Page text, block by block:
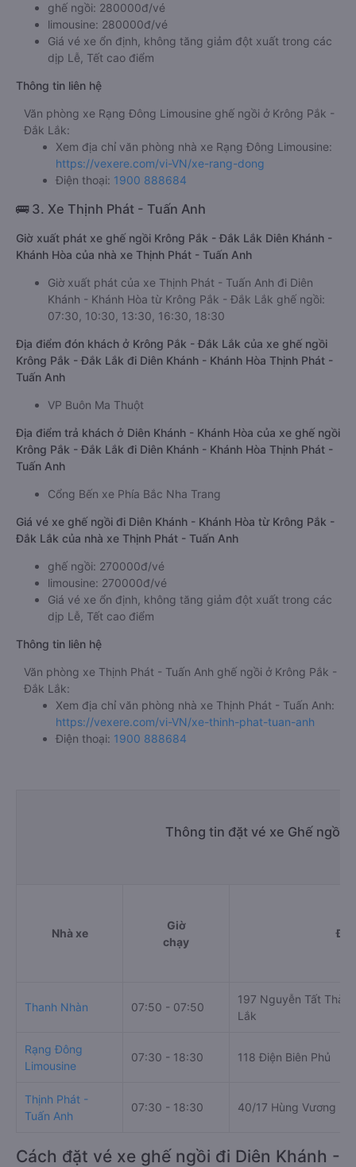
ghế ngồi: 280000đ/vé
limousine: 280000đ/vé
Giá vé xe ổn định, không tăng giảm đột xuất trong các
dịp Lễ, Tết cao điểm
Thông tin liên hệ
Văn phòng xe Rạng Đông Limousine ghế ngồi ở Krông Pắk -
Đắk Lắk:
Xem địa chỉ văn phòng nhà xe Rạng Đông Limousine:
https://vexere.com/vi-VN/xe-rang-dong
Điện thoại: 1900 888684
🚌 3. Xe Thịnh Phát - Tuấn Anh
Giờ xuất phát xe ghế ngồi Krông Pắk - Đắk Lắk Diên Khánh -
Khánh Hòa của nhà xe Thịnh Phát - Tuấn Anh
Giờ xuất phát của xe Thịnh Phát - Tuấn Anh đi Diên
Khánh - Khánh Hòa từ Krông Pắk - Đắk Lắk ghế ngồi:
07:30, 10:30, 13:30, 16:30, 18:30
Địa điểm đón khách ở Krông Pắk - Đắk Lắk của xe ghế ngồi
Krông Pắk - Đắk Lắk đi Diên Khánh - Khánh Hòa Thịnh Phát -
Tuấn Anh
VP Buôn Ma Thuột
Địa điểm trả khách ở Diên Khánh - Khánh Hòa của xe ghế ngồi
Krông Pắk - Đắk Lắk đi Diên Khánh - Khánh Hòa Thịnh Phát -
Tuấn Anh
Cổng Bến xe Phía Bắc Nha Trang
Giá vé xe ghế ngồi đi Diên Khánh - Khánh Hòa từ Krông Pắk -
Đắk Lắk của nhà xe Thịnh Phát - Tuấn Anh
ghế ngồi: 270000đ/vé
limousine: 270000đ/vé
Giá vé xe ổn định, không tăng giảm đột xuất trong các
dịp Lễ, Tết cao điểm
Thông tin liên hệ
Văn phòng xe Thịnh Phát - Tuấn Anh ghế ngồi ở Krông Pắk -
Đắk Lắk:
Xem địa chỉ văn phòng nhà xe Thịnh Phát - Tuấn Anh:
https://vexere.com/vi-VN/xe-thinh-phat-tuan-anh
Điện thoại: 1900 888684
Thông tin đặt vé xe Ghế ngồi
Nhà xe
Giờ
chạy
Thanh Nhàn 07:50 - 07:50
197 Nguyễn Tất
Lắk
Rạng Đông
Limousine
07:30 - 18:30 118 Điện Biên Phủ
Thịnh Phát -
Tuấn Anh
07:30 - 18:30 40/17 Hùng Vương
Cách đặt vé xe ghế ngồi đi Diên Khánh -